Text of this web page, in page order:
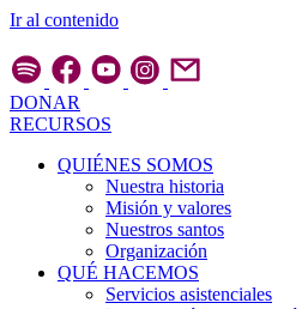
Ir al contenido
DONAR
RECURSOS
QUIÉNES SOMOS
Nuestra historia
Misión y valores
Nuestros santos
Organización
QUÉ HACEMOS
Servicios asistenciales